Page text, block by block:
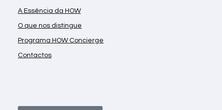
A Essência da HOW
O que nos distingue
Programa HOW Concierge
Contactos